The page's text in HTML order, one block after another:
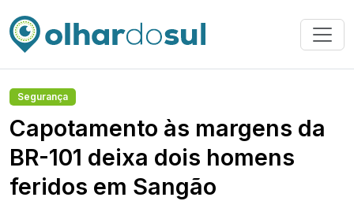
Segurança
Capotamento às margens da
BR-101 deixa dois homens
feridos em Sangão